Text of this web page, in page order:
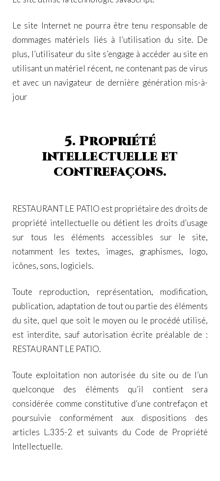
Le site Internet ne pourra être tenu responsable de
dommages matériels liés à l’utilisation du site. De
plus, l’utilisateur du site s’engage à accéder au site en
utilisant un matériel récent, ne contenant pas de virus
et avec un navigateur de dernière génération mis-à-
jour
5. Propriété
intellectuelle et
contrefaçons.
RESTAURANT LE PATIO est propriétaire des droits de
propriété intellectuelle ou détient les droits d’usage
sur tous les éléments accessibles sur le site,
notamment les textes, images, graphismes, logo,
icônes, sons, logiciels.
Toute reproduction, représentation, modification,
publication, adaptation de tout ou partie des éléments
du site, quel que soit le moyen ou le procédé utilisé,
est interdite, sauf autorisation écrite préalable de :
RESTAURANT LE PATIO.
Toute exploitation non autorisée du site ou de l’un
quelconque des éléments qu’il contient sera
considérée comme constitutive d’une contrefaçon et
poursuivie conformément aux dispositions des
articles L.335-2 et suivants du Code de Propriété
Intellectuelle.